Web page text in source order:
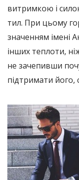
витримкою і
тил. При цьому
значенням імені
інших теплоти,
не зачепивши
підтримати